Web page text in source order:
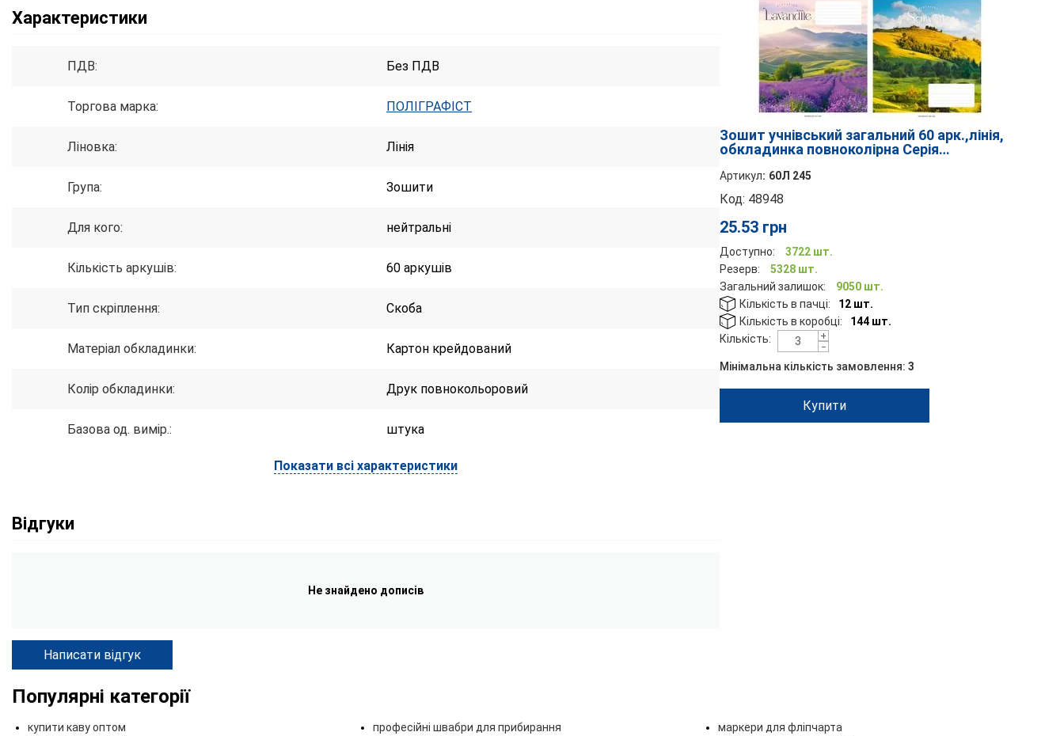
Характеристики
ПДВ: Без ПДВ
Торгова марка: ПОЛІГРАФІСТ
Ліновка: Лінія
Група: Зошити
Для кого: нейтральні
Кількість аркушів: 60 аркушів
Тип скріплення: Скоба
Матеріал обкладинки: Картон крейдований
Колір обкладинки: Друк повнокольоровий
Базова од. вимір.: штука
Показати всі характеристики
Відгуки
Не знайдено дописів
Написати відгук
Зошит учнівський загальний 60 арк.,лінія,
обкладинка повноколірна Серія
Артикул: 60Л 245
Код: 48948
25.53 грн
Доступно:
3722 шт.
Резерв:
5328 шт.
Загальний залишок:
9050 шт.
Кількість в пачці:
12 шт.
Кількість в коробці:
144 шт.
Кількість:
+
−
Мінімальна кількість замовлення: 3
Купити
Популярні категорії
купити каву оптом
професійні швабри для прибирання
маркери для фліпчарта